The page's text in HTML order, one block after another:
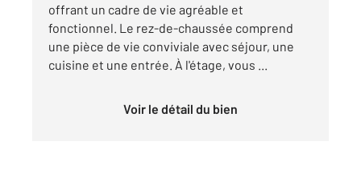
offrant un cadre de vie agréable et
fonctionnel. Le rez-de-chaussée comprend
une pièce de vie conviviale avec séjour, une
cuisine et une entrée. À l'étage, vous ...
Voir le détail du bien